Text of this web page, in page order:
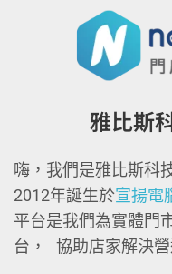
雅比斯
嗨，我們是雅比斯科
2012年誕生於宣揚電
平台是我們為實體門
台， 協助店家解決營